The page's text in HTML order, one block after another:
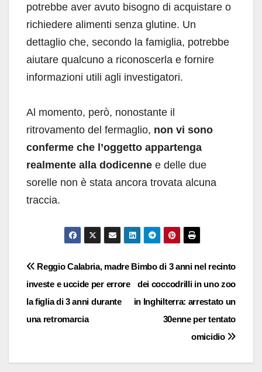
potrebbe aver avuto bisogno di acquistare o
richiedere alimenti senza glutine. Un
dettaglio che, secondo la famiglia, potrebbe
aiutare qualcuno a riconoscerla e fornire
informazioni utili agli investigatori.
Al momento, però, nonostante il
ritrovamento del fermaglio, non vi sono
conferme che l’oggetto appartenga
realmente alla dodicenne e delle due
sorelle non è stata ancora trovata alcuna
traccia.
Navigazione
articoli
Bimbo di 3 anni nel recinto
dei coccodrilli in uno zoo
in Inghilterra: arrestato un
30enne per tentato
omicidio
Reggio Calabria, madre
investe e uccide per errore
la figlia di 3 anni durante
una retromarcia